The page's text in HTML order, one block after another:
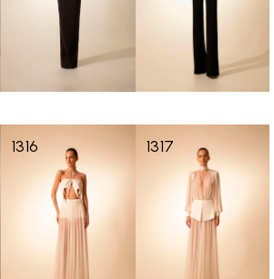
1316 1317